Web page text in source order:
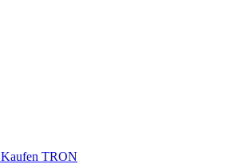
Kaufen TRON